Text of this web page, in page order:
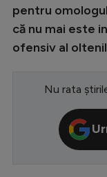
CM
pentru
că nu mai este
ofensiv al
Nu rata